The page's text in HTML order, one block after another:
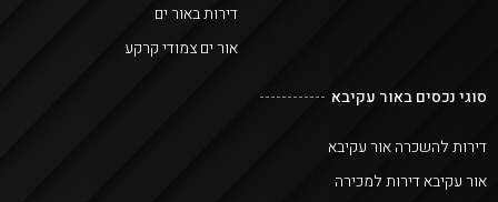
דירות באור ים
אור ים צמודי קרקע
סוגי נכסים באור עקיבא
דירות להשכרה אור עקיבא
אור עקיבא דירות למכירה